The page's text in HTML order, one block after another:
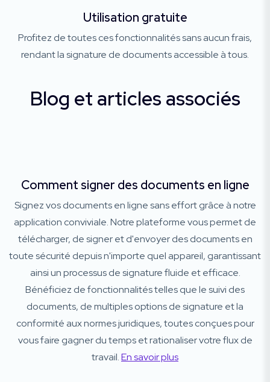
Utilisation gratuite
Profitez de toutes ces fonctionnalités sans aucun frais,
rendant la signature de documents accessible à tous.
Blog et articles associés
Comment signer des documents en ligne
Signez vos documents en ligne sans effort grâce à notre
application conviviale. Notre plateforme vous permet de
télécharger, de signer et d'envoyer des documents en
toute sécurité depuis n'importe quel appareil, garantissant
ainsi un processus de signature fluide et efficace.
Bénéficiez de fonctionnalités telles que le suivi des
documents, de multiples options de signature et la
conformité aux normes juridiques, toutes conçues pour
vous faire gagner du temps et rationaliser votre flux de
travail.En savoir plus